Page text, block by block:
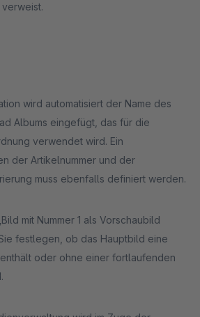
wird automatisiert der Name des
Albums eingefügt, das für die
verwendet wird. Ein
der Artikelnummer und der
muss ebenfalls definiert werden.
mit Nummer 1 als Vorschaubild
festlegen, ob das Hauptbild eine
oder ohne einer fortlaufenden